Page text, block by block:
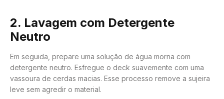
2. Lavagem com Detergente
Neutro
Em seguida, prepare uma solução de água morna com
detergente neutro. Esfregue o deck suavemente com uma
vassoura de cerdas macias. Esse processo remove a sujeira
leve sem agredir o material.